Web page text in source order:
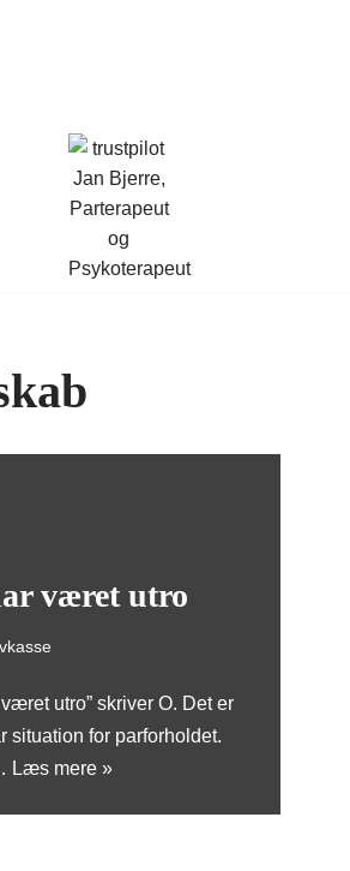
været utro
utro” skriver O. Det er
situation for parforholdet.
Læs mere »